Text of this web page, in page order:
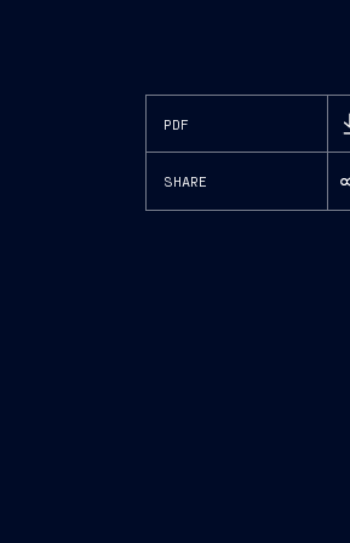
PDF
SHARE